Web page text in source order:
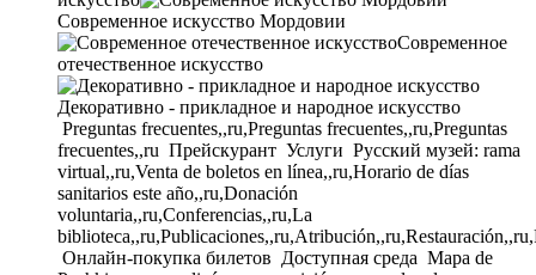
Современное искусство Мордовии
Современное
отечественное искусство
Декоративно - прикладное и народное искусство
Preguntas frecuentes,,ru,Preguntas frecuentes,,ru,Preguntas
frecuentes,,ru Прейскурант Услуги Русский музей: rama
virtual,,ru,Venta de boletos en línea,,ru,Horario de días
sanitarios este año,,ru,Donación
voluntaria,,ru,Conferencias,,ru,La
Онлайн-покупка билетов Доступная среда Mapa de